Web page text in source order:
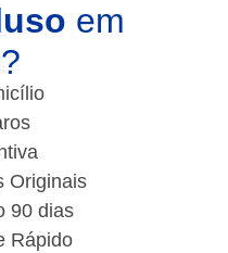
em
Originais
90 dias
Rápido